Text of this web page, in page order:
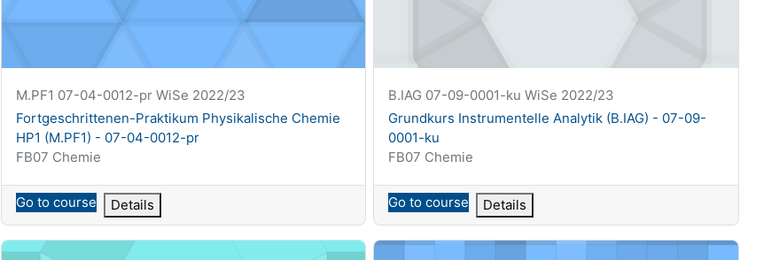
Krótka nazwa kursu
M.PF1 07-04-0012-pr WiSe 2022/23
Nazwa kursu
Fortgeschrittenen-Praktikum Physikalische Chemie
HP1 (M.PF1) - 07-04-0012-pr
Kategoria kursu
FB07 Chemie
Go to course Details
Krótka nazwa kursu
B.IAG 07-09-0001-ku WiSe 2022/23
Nazwa kursu
Grundkurs Instrumentelle Analytik (B.IAG) - 07-09-
0001-ku
Kategoria kursu
FB07 Chemie
Go to course Details
Grundpraktikum II Organische Chemie (B.GOC2) - 07-05-0106-prGrundpraktikum I Organische Chemie (B.GOC1) - 07-05-0105-pr